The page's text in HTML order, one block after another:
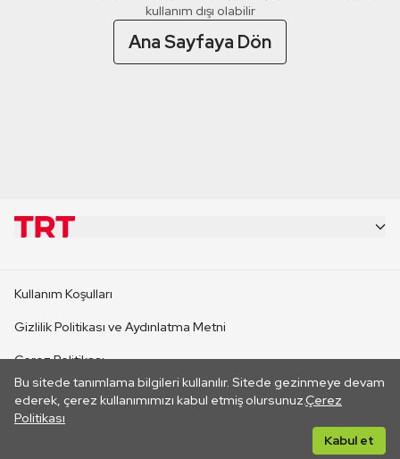
kullanım dışı olabilir
Ana Sayfaya Dön
Bu sitede tanımlama bilgileri kullanılır. Sitede gezinmeye devam
ederek, çerez kullanımımızı kabul etmiş olursunuz.Çerez
Politikası
Kabul et
CANLI YAYINLAR
Kullanım Koşulları
Gizlilik Politikası ve Aydınlatma Metni
Çerez Politikası
İletişim
Her hakkı saklıdır. ©2026 TRT. Bağlantı yoluyla gidilen dış